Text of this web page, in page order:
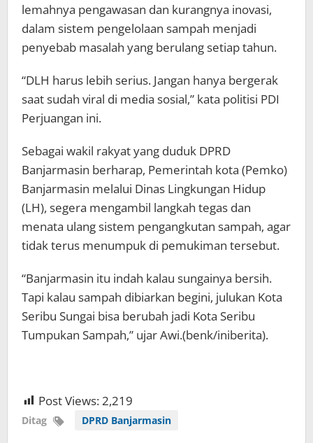
lemahnya pengawasan dan kurangnya inovasi,
dalam sistem pengelolaan sampah menjadi
penyebab masalah yang berulang setiap tahun.
“DLH harus lebih serius. Jangan hanya bergerak
saat sudah viral di media sosial,” kata politisi PDI
Perjuangan ini.
Sebagai wakil rakyat yang duduk DPRD
Banjarmasin berharap, Pemerintah kota (Pemko)
Banjarmasin melalui Dinas Lingkungan Hidup
(LH), segera mengambil langkah tegas dan
menata ulang sistem pengangkutan sampah, agar
tidak terus menumpuk di pemukiman tersebut.
“Banjarmasin itu indah kalau sungainya bersih.
Tapi kalau sampah dibiarkan begini, julukan Kota
Seribu Sungai bisa berubah jadi Kota Seribu
Tumpukan Sampah,” ujar Awi.(benk/iniberita).
Post Views:2,219
Ditag DPRD Banjarmasin